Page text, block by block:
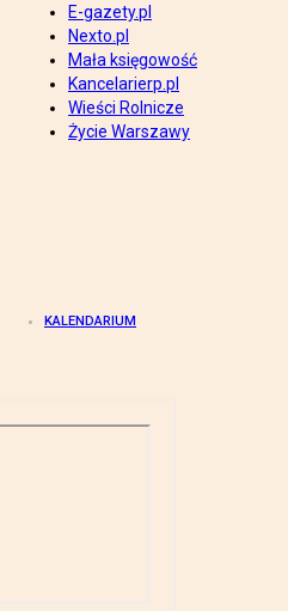
E-gazety.pl
Nexto.pl
Mała księgowość
Kancelarierp.pl
Wieści Rolnicze
Życie Warszawy
KALENDARIUM